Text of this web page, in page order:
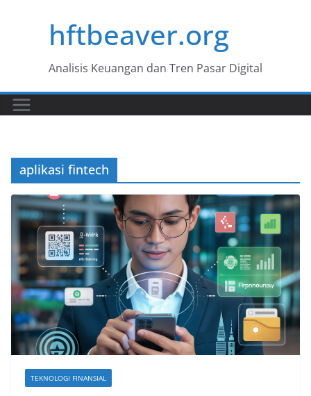
hftbeaver.org
Analisis Keuangan dan Tren Pasar Digital
aplikasi fintech
TEKNOLOGI FINANSIAL